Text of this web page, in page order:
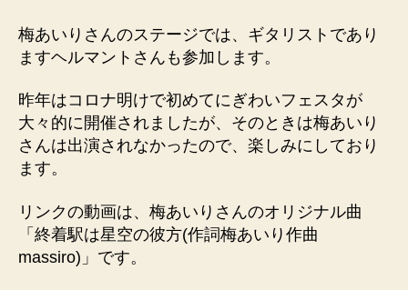
梅あいりさんのステージでは、ギタリストであり
ますヘルマントさんも参加します。
昨年はコロナ明けで初めてにぎわいフェスタが
大々的に開催されましたが、そのときは梅あいり
さんは出演されなかったので、楽しみにしており
ます。
リンクの動画は、梅あいりさんのオリジナル曲
「終着駅は星空の彼方(作詞梅あいり作曲
massiro)」です。